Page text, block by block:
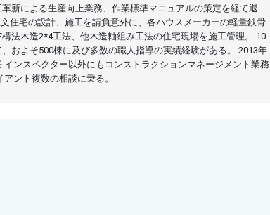
新による生産向上業務、作業標準マニュアルの策定を経て退
住宅の設計、施工を請負意外に、各ハウスメーカーの軽量鉄骨
法木造2*4工法、他木造軸組み工法の住宅現場を施工管理。 10
およそ500棟に及び多数の職人指導の実績経験がある。 2013年
ンスペクター以外にもコンストラクションマネージメント業務
ント複数の相談に乗る。